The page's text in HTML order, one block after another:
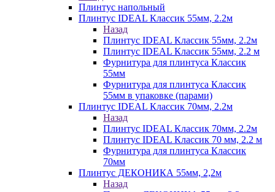
Плинтус напольный
Плинтус IDEAL Классик 55мм, 2.2м
Назад
Плинтус IDEAL Классик 55мм, 2.2м
Плинтус IDEAL Классик 55мм, 2.2 м
Фурнитура для плинтуса Классик
55мм
Фурнитура для плинтуса Классик
55мм в упаковке (парами)
Плинтус IDEAL Классик 70мм, 2.2м
Назад
Плинтус IDEAL Классик 70мм, 2.2м
Плинтус IDEAL Классик 70 мм, 2.2 м
Фурнитура для плинтуса Классик
70мм
Плинтус ДЕКОНИКА 55мм, 2,2м
Назад